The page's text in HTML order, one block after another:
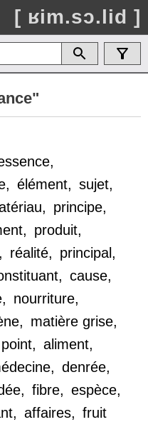
[ ʁim.sɔ.lid ]
,
, élément, sujet,
, principe,
, produit,
, réalité, principal,
, cause,
, nourriture,
, matière grise,
point, aliment,
, denrée,
, fibre, espèce,
, affaires, fruit